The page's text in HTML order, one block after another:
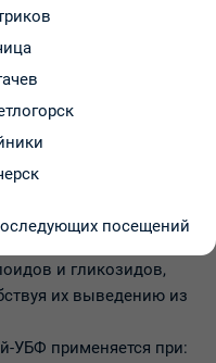
уголь.
к группе кишечных
всасывание
и гликозидов,
их выведению из
УБФ применяется при:
посещений